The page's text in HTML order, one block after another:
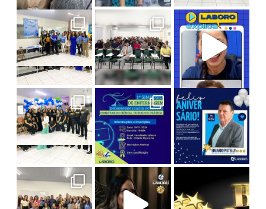
Psicologia em Ação: Novembro Azul na Laboro Laboro Explica: Tudo sobre o ENADE! A live c
I Seminário de Enfermagem
Com o
1º Simpósio de Enfermagem
Um evento Hoje celebramos a vida do nosso Diretor A
Na última edição da série Entrelaços de S
#TBT da Colação de Grau
Reviver